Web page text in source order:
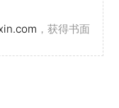
，获得书面